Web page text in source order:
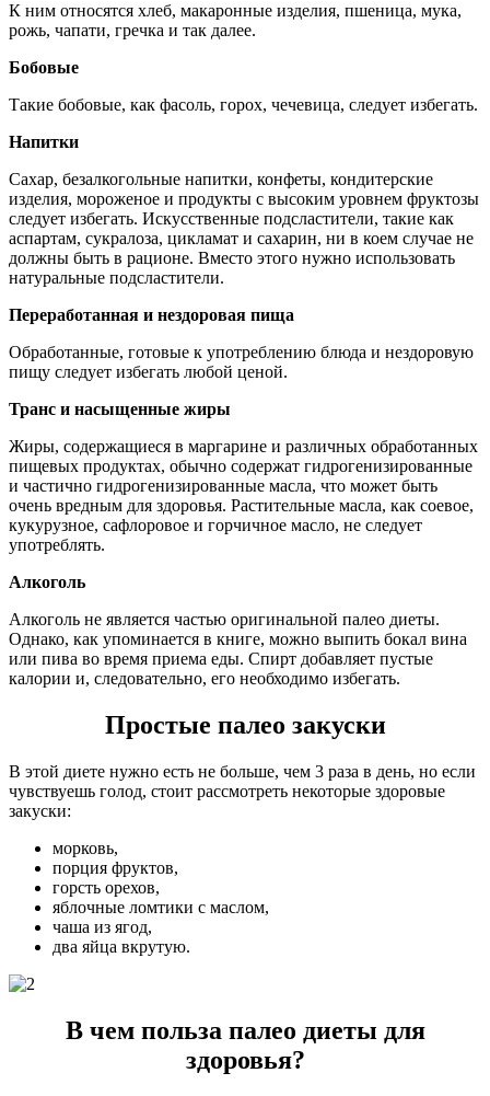
К ним относятся хлеб, макаронные изделия, пшеница, мука,
рожь, чапати, гречка и так далее.
Бобовые
Такие бобовые, как фасоль, горох, чечевица, следует избегать.
Напитки
Сахар, безалкогольные напитки, конфеты, кондитерские
изделия, мороженое и продукты с высоким уровнем фруктозы
следует избегать. Искусственные подсластители, такие как
аспартам, сукралоза, цикламат и сахарин, ни в коем случае не
должны быть в рационе. Вместо этого нужно использовать
натуральные подсластители.
Переработанная и нездоровая пища
Обработанные, готовые к употреблению блюда и нездоровую
пищу следует избегать любой ценой.
Транс и насыщенные жиры
Жиры, содержащиеся в маргарине и различных обработанных
пищевых продуктах, обычно содержат гидрогенизированные
и частично гидрогенизированные масла, что может быть
очень вредным для здоровья. Растительные масла, как соевое,
кукурузное, сафлоровое и горчичное масло, не следует
употреблять.
Алкоголь
Алкоголь не является частью оригинальной палео диеты.
Однако, как упоминается в книге, можно выпить бокал вина
или пива во время приема еды. Спирт добавляет пустые
калории и, следовательно, его необходимо избегать.
Простые палео закуски
В этой диете нужно есть не больше, чем 3 раза в день, но если
чувствуешь голод, стоит рассмотреть некоторые здоровые
закуски:
морковь,
порция фруктов,
горсть орехов,
яблочные ломтики с маслом,
чаша из ягод,
два яйца вкрутую.
В чем польза палео диеты для
здоровья?